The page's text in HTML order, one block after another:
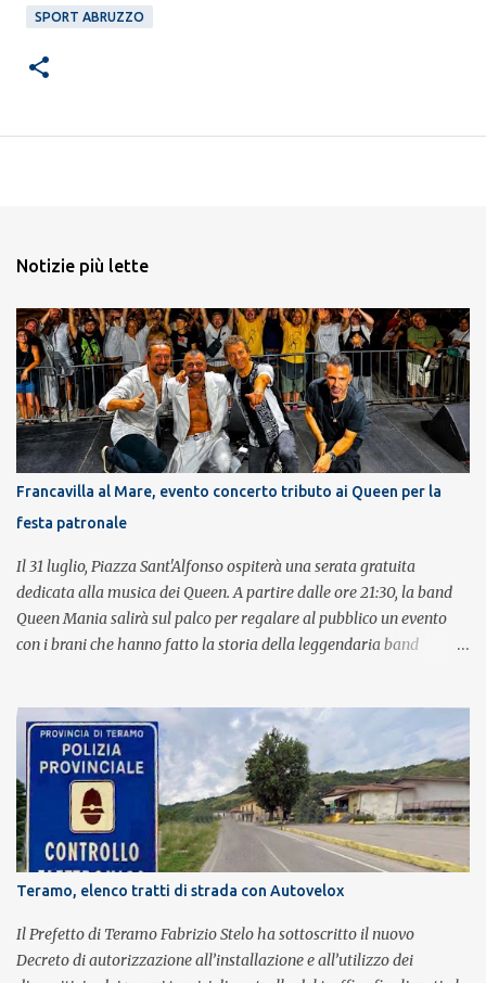
SPORT ABRUZZO
Notizie più lette
Francavilla al Mare, evento concerto tributo ai Queen per la
festa patronale
Il 31 luglio, Piazza Sant'Alfonso ospiterà una serata gratuita
dedicata alla musica dei Queen. A partire dalle ore 21:30, la band
Queen Mania salirà sul palco per regalare al pubblico un evento
con i brani che hanno fatto la storia della leggendaria band
con grande successo la passione e l'energia del celebre gruppo. Lo
spettacolo si inserisce nell'ambito dei festeggiamenti in onore di
Sant'Alfonso, il santo patrono della città. La formazione sul palco è
composta da Simone Fortuna alla batteria e voce, Fabrizio
Palermo al basso e voce, Tiziano Giampieri alla chitarra e voce, e
Salvo Vinci alla voce. Salvo Vinci è la voce scelta direttamente da
Brian May e Roger Taylor per il musical We Will Rock You.
Teramo, elenco tratti di strada con Autovelox
Il Prefetto di Teramo Fabrizio Stelo ha sottoscritto il nuovo
Decreto di autorizzazione all’installazione e all’utilizzo dei